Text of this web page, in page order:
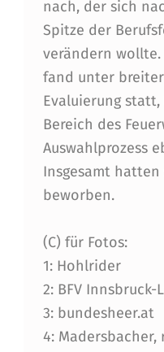
H
)
H
E
L
M
U
H
A
G
E
nach, der sich
Spitze der
verändern wollte.
fand unter
Evaluierung statt,
Bereich des
Auswahlprozess
Insgesamt hatten
beworben.
(C) für Fotos:
1: Hohlrider
2: BFV Innsbruck-
3: bundesheer.at
4: